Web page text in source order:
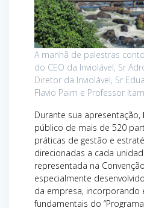
A manhã de palestras
do CEO da Inviolável, Sr
Diretor da Inviolável, Sr
Flavio Paim e Professor
Durante sua apresentação,
público de mais de 520
práticas de gestão e
direcionadas a cada
representada na
especialmente
da empresa, incorporando
fundamentais do “Programa